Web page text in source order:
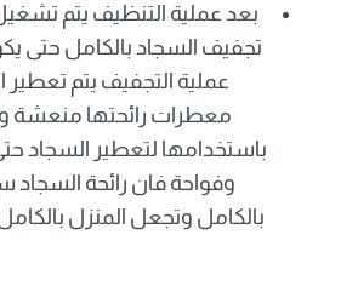
بعد عملية التنظيف يتم
تجفيف السجاد بالكامل حتى
عملية التجفيف يتم
معطرات رائحتها منعشة
باستخدامها لتعطير السجاد
وفواحة فان رائحة السجاد
بالكامل وتجعل المنزل